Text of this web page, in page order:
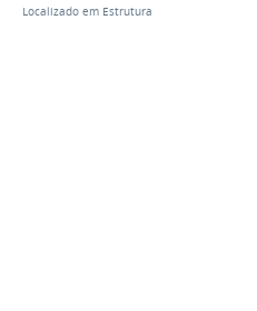
Localizado em Estrutura